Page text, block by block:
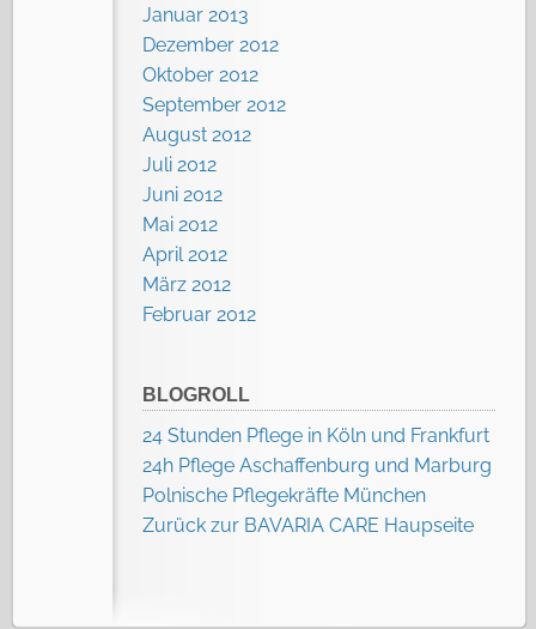
Januar 2013
Dezember 2012
Oktober 2012
September 2012
August 2012
Juli 2012
Juni 2012
Mai 2012
April 2012
März 2012
Februar 2012
BLOGROLL
24 Stunden Pflege in Köln und Frankfurt
24h Pflege Aschaffenburg und Marburg
Polnische Pflegekräfte München
Zurück zur BAVARIA CARE Haupseite